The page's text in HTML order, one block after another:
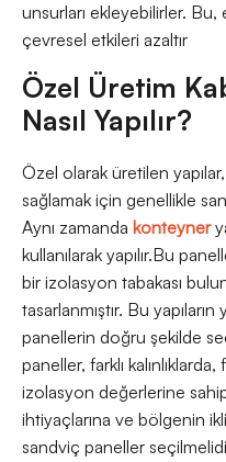
unsurları ekleyebilirler.
çevresel etkileri azaltır
Özel Üretim
Nasıl Yapılır?
Özel olarak üretilen
sağlamak için genellikle
Aynı zamanda konteyner
kullanılarak yapılır.Bu
bir izolasyon tabakası
tasarlanmıştır. Bu yapıların
panellerin doğru şekilde
paneller, farklı
izolasyon değerlerine sahip
ihtiyaçlarına ve bölgenin
sandviç paneller